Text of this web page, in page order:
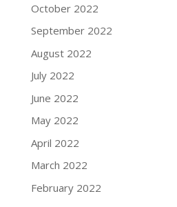
October 2022
September 2022
August 2022
July 2022
June 2022
May 2022
April 2022
March 2022
February 2022